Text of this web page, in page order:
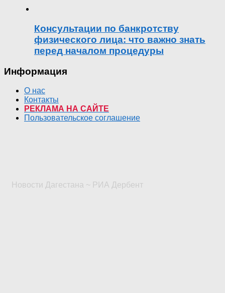
Консультации по банкротству
физического лица: что важно знать
перед началом процедуры
Информация
О нас
Контакты
РЕКЛАМА НА САЙТЕ
Пользовательское соглашение
Новости Дагестана ~ РИА Дербент